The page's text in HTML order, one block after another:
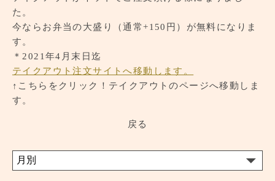
ブランドトップ
ご予約はこちら
た。
今ならお弁当の大盛り（通常+150円）が無料になりま
す。
＊2021年4月末日迄
テイクアウト注文サイトへ移動します。
↑こちらをクリック！テイクアウトのページへ移動しま
す。
戻る